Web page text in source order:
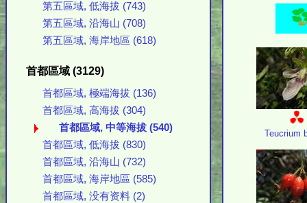
第五區域, 低海拔 (743)
第五區域, 沿海山 (708)
第五區域, 海岸地區 (618)
首都區域 (3129)
首都區域, 極端海拔 (136)
首都區域, 高海拔 (304)
首都區域, 中等海拔 (540)
首都區域, 低海拔 (830)
首都區域, 沿海山 (732)
首都區域, 海岸地區 (585)
首都區域, 没有资料 (2)
Teucrium